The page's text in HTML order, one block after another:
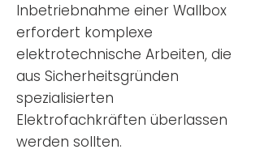
Inbetriebnahme einer Wallbox
erfordert komplexe
elektrotechnische Arbeiten, die
aus Sicherheitsgründen
spezialisierten
Elektrofachkräften überlassen
werden sollten.